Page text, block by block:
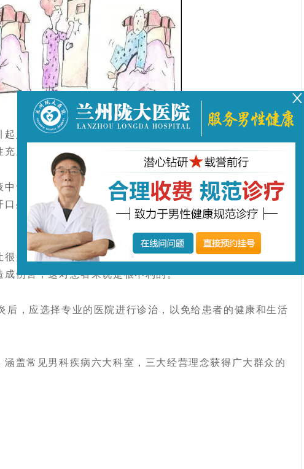
体的交感神经兴奋，导致尿道内压增加、前列腺管收缩
血，导致腰痛。
有多种酸碱性化学物质，当病人局部神经内分泌失调，
处损伤时，就会造成尿酸等刺激性化学物质返流进入前列
男性的前列腺受寒，而导致前列腺炎的出现。如果因为
伤害，这对患者来说是很不利的。
，应选择专业的医院进行诊治，以免给患者的健康和生活
常见男科疾病六大科室，三大经营理念获得广大群众的